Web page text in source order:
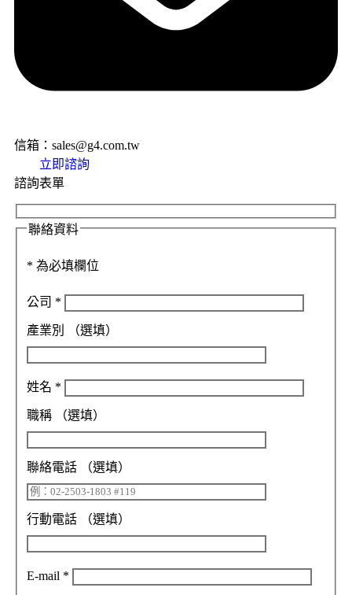
信箱：sales@g4.com.tw
立即諮詢
諮詢表單
聯絡資料
* 為必填欄位
公司 *
產業別 （選填）
姓名 *
職稱 （選填）
聯絡電話 （選填）
行動電話 （選填）
E-mail *